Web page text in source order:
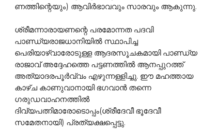
ണത്തിന്റെയും) ആവിര്‍ഭാവവും സാരവും ആകുന്നു.
ശ്രീമന്നാരായണന്റെ പരമോന്നത പദവി
പാണ്ഡ്യരാജധാനിയില്‍ സ്ഥാപിച്ച
പെരിയാഴ്വാരോടുള്ള ആദരസൂചകമായി പാണ്ഡ്യ
രാജാവ് അദ്ദേഹത്തെ പട്ടണത്തില്‍ ആനപ്പുറത്ത്
അത്യാദരപൂര്‍വ്വം എഴുന്നള്ളിച്ചു. ഈ മഹത്തായ
കാഴ്ച കാണുവാനായി ഭഗവാന്‍ തന്നെ
ഗരുഡവാഹനത്തില്‍
ദിവ്യപത്നിമാരോടൊപ്പം(ശ്രീദേവീ ഭൂദേവീ
സമേതനായി) പ്രത്യക്ഷപ്പെട്ടു.